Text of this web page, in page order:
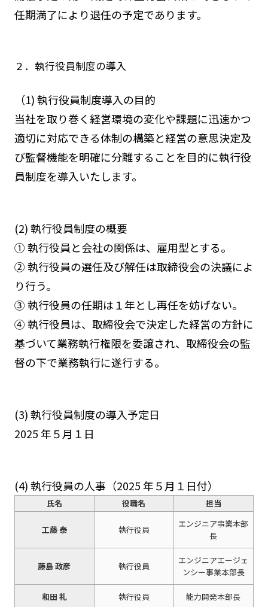
任期満了により退任の予定であります。
２．執行役員制度の導入
（1) 執行役員制度導入の目的
当社を取り巻く経営環境の変化や課題に迅速かつ
適切に対応できる体制の構築と経営の意思決定及
び監督機能を明確に分離することを目的に執行役
員制度を導入いたします。
(2) 執行役員制度の概要
① 執行役員と会社の関係は、雇用型とする。
② 執行役員の選任及び解任は取締役会の決議によ
り行う。
③ 執行役員の任期は１年とし再任を妨げない。
④ 執行役員は、取締役会で決定した経営の方針に
基づいて業務執行権限を委譲され、取締役会の監
督の下で業務執行に遂行する。
(3) 執行役員制度の導入予定日
2025 年５月１日
(4) 執行役員の人事（2025 年５月１日付）
氏名 役職名 担当
工藤 泰 執行役員
エンジニア事業本部
長
藤島 政彦 執行役員
エンジニアエージェ
ンシー事業本部長
和田 礼 執行役員 能力開発本部長